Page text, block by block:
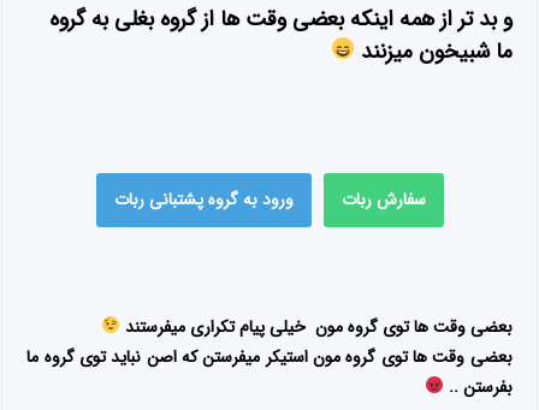
و بد تر از همه اینکه بعضی وقت ها از گروهبغلی به گروه
ماشبیخونمیزنند
سفارش ربات ورود به گروه پشتبانی ربات
بعضی وقت ها توی گروه مون خیلی پیام تکراری میفرستند
بعضی وقت ها توی گروه مون استیکر میفرستن که اصن نباید توی گروه ما
بفرستن ..